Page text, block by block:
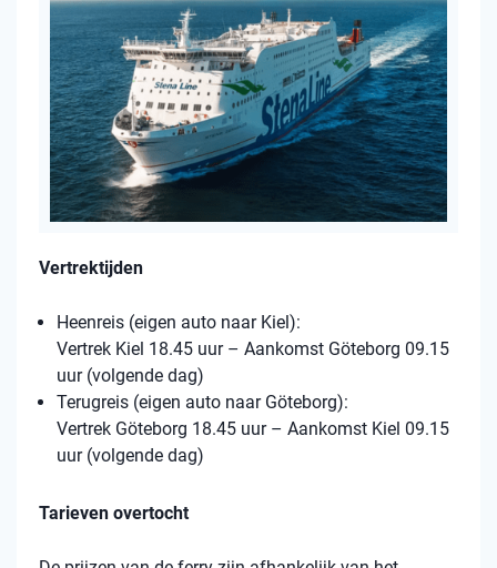
Vertrektijden
Heenreis (eigen auto naar Kiel):
Vertrek Kiel 18.45 uur – Aankomst Göteborg 09.15
uur (volgende dag)
Terugreis (eigen auto naar Göteborg):
Vertrek Göteborg 18.45 uur – Aankomst Kiel 09.15
uur (volgende dag)
Tarieven overtocht